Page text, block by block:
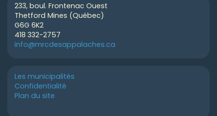
233, boul. Frontenac Ouest
Thetford Mines (Québec)
G6G 6K2
418 332-2757
info@mrcdesappalaches.ca
Les municipalités
Confidentialité
Plan du site